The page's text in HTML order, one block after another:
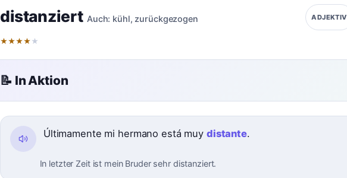
distanziert Auch: kühl,zurückgezogen ADJEKTIV
★★★★ ★
📝 In Aktion
Últimamente mi hermano está muy distante.
In letzter Zeit ist mein Bruder sehr distanziert.